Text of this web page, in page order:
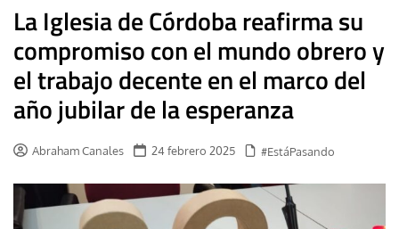
La Iglesia de Córdoba reafirma su
compromiso con el mundo obrero y
el trabajo decente en el marco del
año jubilar de la esperanza
Abraham Canales 24 febrero 2025 #EstáPasando